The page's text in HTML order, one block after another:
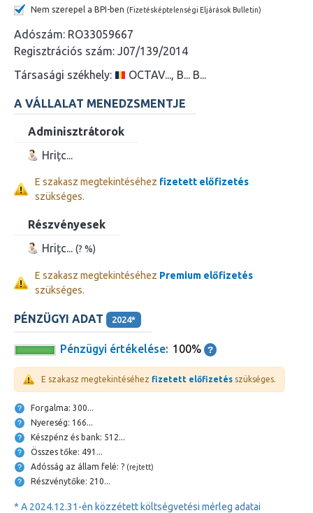
Nem szerepel a BPI-ben (Fizetésképtelenségi Eljárások Bulletin)
Adószám: RO33059667
Regisztrációs szám: J07/139/2014
Társasági székhely:
OCTAV..., B... B...
A VÁLLALAT MENEDZSMENTJE
Adminisztrátorok
Hrițc...
E szakasz megtekintéséhez fizetett előfizetés
szükséges.
Részvényesek
Hrițc... (? %)
E szakasz megtekintéséhez Premium előfizetés
szükséges.
PÉNZÜGYI ADAT 2024*
Pénzügyi értékelése: 100%
E szakasz megtekintéséhez fizetett előfizetés szükséges.
Forgalma: 300...
Nyereség: 166...
Készpénz és bank: 512...
Összes tőke: 491...
Adósság az állam felé: ? (rejtett)
Részvénytőke: 210...
* A 2024.12.31-én közzétett költségvetési mérleg adatai